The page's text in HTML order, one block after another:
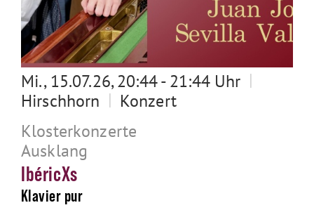
Mi., 15.07.26, 20:44 - 21:44 Uhr |
Hirschhorn | Konzert
Klosterkonzerte
Ausklang
IbéricXs
Klavier pur